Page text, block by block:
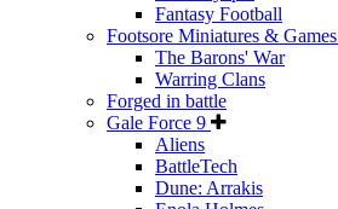
Fantasy Football
Footsore Miniatures & Games
The Barons' War
Warring Clans
Forged in battle
Gale Force 9
Aliens
BattleTech
Dune: Arrakis